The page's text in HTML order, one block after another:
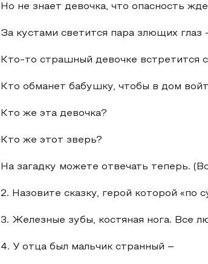
Но не знает девочка, что опасность
За кустами светится пара злющих глаз
Кто-то страшный девочке встретится
Кто обманет бабушку, чтобы в дом
Кто же эта девочка?
Кто же этот зверь?
На загадку можете отвечать теперь.
2. Назовите сказку, герой которой «по
3. Железные зубы, костяная нога. Все
4. У отца был мальчик странный –